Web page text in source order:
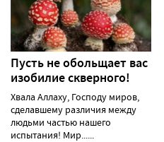
Пусть не обольщает вас
изобилие скверного!
Хвала Аллаху, Господу миров,
сделавшему различия между
людьми частью нашего
испытания! Мир......